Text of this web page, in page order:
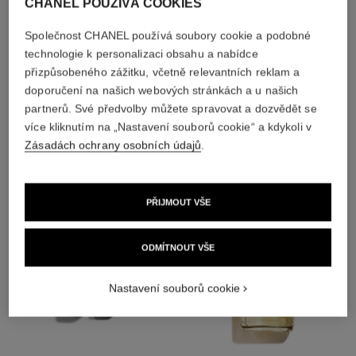
4 /4
DOKONALÁ SHODA
CHANEL POUŽÍVÁ COOKIES
Společnost CHANEL používá soubory cookie a podobné
technologie k personalizaci obsahu a nabídce
přizpůsobeného zážitku, včetně relevantních reklam a
doporučení na našich webových stránkách a u našich
partnerů. Své předvolby můžete spravovat a dozvědět se
více kliknutím na „Nastavení souborů cookie“ a kdykoli v
Zásadách ochrany osobních údajů
ODMÍTNOUT VŠE
PŘIJMOUT VŠE
Nastavení souborů cookie